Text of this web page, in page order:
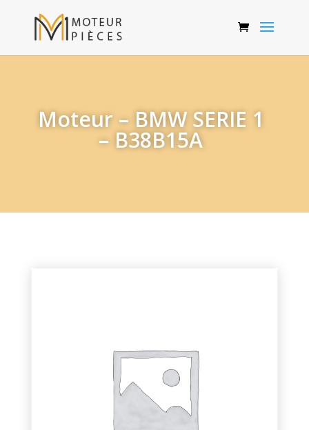
Moteur – BMW SERIE 1
– B38B15A